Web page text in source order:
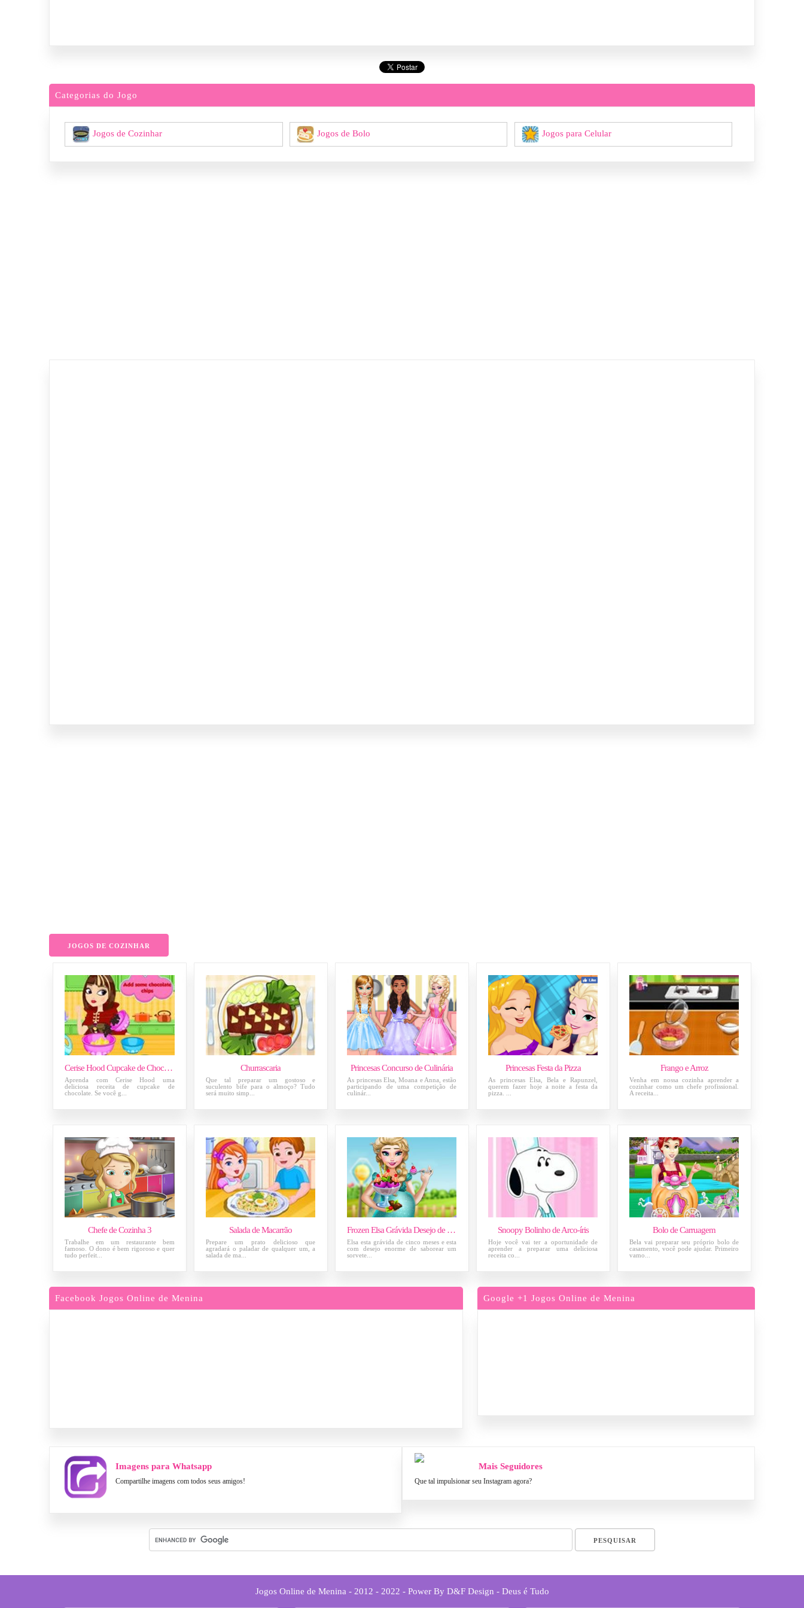
Categorias do Jogo
Jogos de Cozinhar Jogos de Bolo Jogos para Celular
JOGOS DE COZINHAR
Cerise Hood Cupcake de Chocolate
Aprenda com Cerise Hood uma
deliciosa receita de cupcake de
chocolate. Se você g...
Churrascaria
Que tal preparar um gostoso e
suculento bife para o almoço? Tudo
será muito simp...
Princesas Concurso de Culinária
As princesas Elsa, Moana e Anna, estão
participando de uma competição de
culinár...
Princesas Festa da Pizza
As princesas Elsa, Bela e Rapunzel,
querem fazer hoje a noite a festa da
pizza. ...
Frango e Arroz
Venha em nossa cozinha aprender a
cozinhar como um chefe profissional.
A receita...
Chefe de Cozinha 3
Trabalhe em um restaurante bem
famoso. O dono é bem rigoroso e quer
tudo perfeit...
Salada de Macarrão
Prepare um prato delicioso que
agradará o paladar de qualquer um, a
salada de ma...
Frozen Elsa Grávida Desejo de Sorvete
Elsa esta grávida de cinco meses e esta
com desejo enorme de saborear um
sorvete...
Snoopy Bolinho de Arco-íris
Hoje você vai ter a oportunidade de
aprender a preparar uma deliciosa
receita co...
Bolo de Carruagem
Bela vai preparar seu próprio bolo de
casamento, você pode ajudar. Primeiro
vamo...
Facebook Jogos Online de Menina Google +1 Jogos Online de Menina
Imagens para Whatsapp
Compartilhe imagens com todos seus amigos!
Mais Seguidores
Que tal impulsionar seu Instagram agora?
Jogos Online de Menina - 2012 - 2022 - Power By D&F Design - Deus é Tudo